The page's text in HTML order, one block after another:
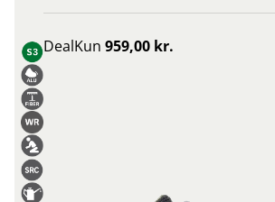
DealKun 959,00 kr.